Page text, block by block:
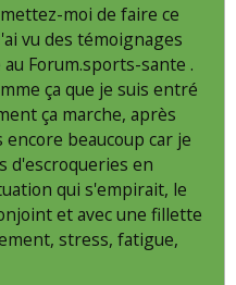
moi de faire ce
vu des témoignages
au Forum.sports-sante .
ça que je suis entré
ça marche, après
beaucoup car je
d'escroqueries en
qui s'empirait, le
et avec une fillette
stress, fatigue,